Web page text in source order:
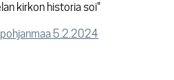
kirkon historia soi"
5.2.2024